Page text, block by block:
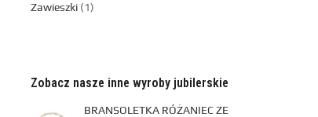
Zawieszki 1
Zobacz nasze inne wyroby jubilerskie
BRANSOLETKA RÓŻANIEC ZE